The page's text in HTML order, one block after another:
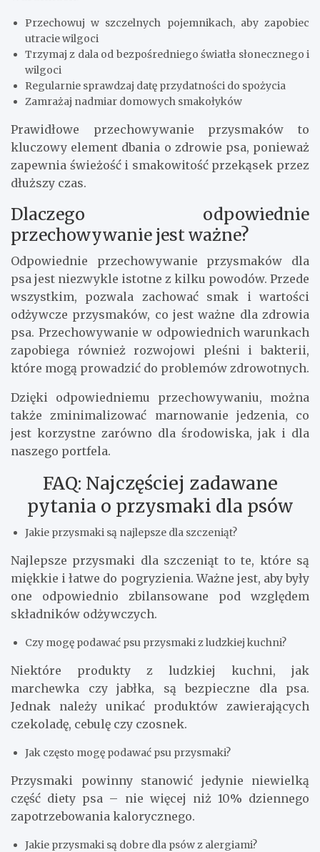
Przechowuj w szczelnych pojemnikach, aby zapobiec
utracie wilgoci
Trzymaj z dala od bezpośredniego światła słonecznego i
wilgoci
Regularnie sprawdzaj datę przydatności do spożycia
Zamrażaj nadmiar domowych smakołyków
Prawidłowe przechowywanie przysmaków to
kluczowy element dbania o zdrowie psa, ponieważ
zapewnia świeżość i smakowitość przekąsek przez
dłuższy czas.
Dlaczego odpowiednie
przechowywanie jest ważne?
Odpowiednie przechowywanie przysmaków dla
psa jest niezwykle istotne z kilku powodów. Przede
wszystkim, pozwala zachować smak i wartości
odżywcze przysmaków, co jest ważne dla zdrowia
psa. Przechowywanie w odpowiednich warunkach
zapobiega również rozwojowi pleśni i bakterii,
które mogą prowadzić do problemów zdrowotnych.
Dzięki odpowiedniemu przechowywaniu, można
także zminimalizować marnowanie jedzenia, co
jest korzystne zarówno dla środowiska, jak i dla
naszego portfela.
FAQ: Najczęściej zadawane
pytania o przysmaki dla psów
Jakie przysmaki są najlepsze dla szczeniąt?
Najlepsze przysmaki dla szczeniąt to te, które są
miękkie i łatwe do pogryzienia. Ważne jest, aby były
one odpowiednio zbilansowane pod względem
składników odżywczych.
Czy mogę podawać psu przysmaki z ludzkiej kuchni?
Niektóre produkty z ludzkiej kuchni, jak
marchewka czy jabłka, są bezpieczne dla psa.
Jednak należy unikać produktów zawierających
czekoladę, cebulę czy czosnek.
Jak często mogę podawać psu przysmaki?
Przysmaki powinny stanowić jedynie niewielką
część diety psa – nie więcej niż 10% dziennego
zapotrzebowania kalorycznego.
Jakie przysmaki są dobre dla psów z alergiami?